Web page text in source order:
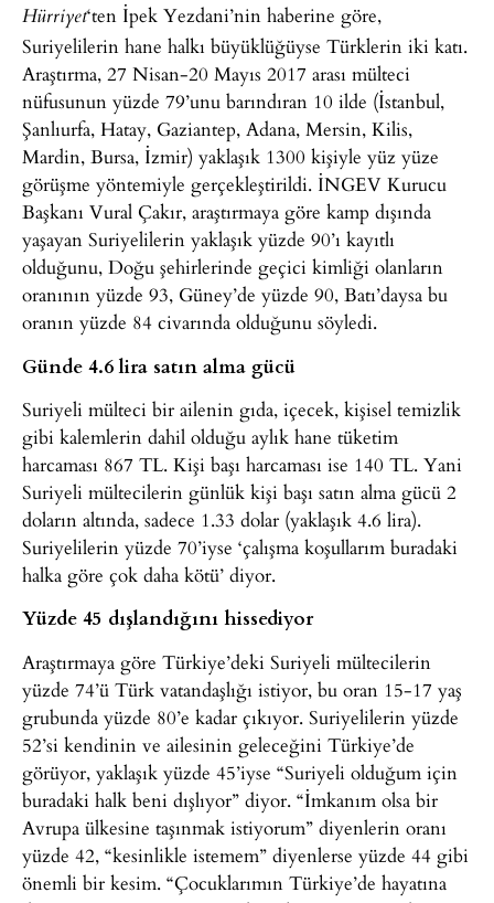
Hürriyet‘ten İpek Yezdani’nin haberine göre,
Suriyelilerin hane halkı büyüklüğüyse Türklerin iki katı.
Araştırma, 27 Nisan-20 Mayıs 2017 arası mülteci
nüfusunun yüzde 79’unu barındıran 10 ilde (İstanbul,
Şanlıurfa, Hatay, Gaziantep, Adana, Mersin, Kilis,
Mardin, Bursa, İzmir) yaklaşık 1300 kişiyle yüz yüze
görüşme yöntemiyle gerçekleştirildi. İNGEV Kurucu
Başkanı Vural Çakır, araştırmaya göre kamp dışında
yaşayan Suriyelilerin yaklaşık yüzde 90’ı kayıtlı
olduğunu, Doğu şehirlerinde geçici kimliği olanların
oranının yüzde 93, Güney’de yüzde 90, Batı’daysa bu
oranın yüzde 84 civarında olduğunu söyledi.
Günde 4.6 lira satın alma gücü
Suriyeli mülteci bir ailenin gıda, içecek, kişisel temizlik
gibi kalemlerin dahil olduğu aylık hane tüketim
harcaması 867 TL. Kişi başı harcaması ise 140 TL. Yani
Suriyeli mültecilerin günlük kişi başı satın alma gücü 2
doların altında, sadece 1.33 dolar (yaklaşık 4.6 lira).
Suriyelilerin yüzde 70’iyse ‘çalışma koşullarım buradaki
halka göre çok daha kötü’ diyor.
Yüzde 45 dışlandığını hissediyor
Araştırmaya göre Türkiye’deki Suriyeli mültecilerin
yüzde 74’ü Türk vatandaşlığı istiyor, bu oran 15-17 yaş
grubunda yüzde 80’e kadar çıkıyor. Suriyelilerin yüzde
52’si kendinin ve ailesinin geleceğini Türkiye’de
görüyor, yaklaşık yüzde 45’iyse “Suriyeli olduğum için
buradaki halk beni dışlıyor” diyor. “İmkanım olsa bir
Avrupa ülkesine taşınmak istiyorum” diyenlerin oranı
yüzde 42, “kesinlikle istemem” diyenlerse yüzde 44 gibi
önemli bir kesim. “Çocuklarımın Türkiye’de hayatına